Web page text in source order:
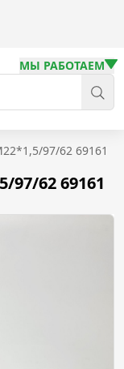
МЫ РАБОТАЕМ
97/62 69161
97/62 69161